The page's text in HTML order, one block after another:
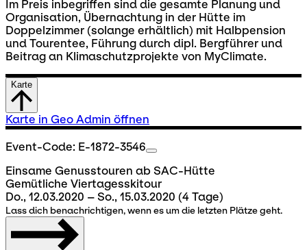
Im Preis inbegriffen sind die gesamte Planung und
Organisation, Übernachtung in der Hütte im
Doppelzimmer (solange erhältlich) mit Halbpension
und Tourentee, Führung durch dipl. Bergführer und
Beitrag an Klimaschutzprojekte von MyClimate.
Karte
Karte in Geo Admin öffnen
Event-Code: E-1872-3546
Einsame Genusstouren ab SAC-Hütte
Gemütliche Viertagesskitour
Do., 12.03.2020 – So., 15.03.2020 (4 Tage)
Lass dich benachrichtigen, wenn es um die letzten Plätze geht.